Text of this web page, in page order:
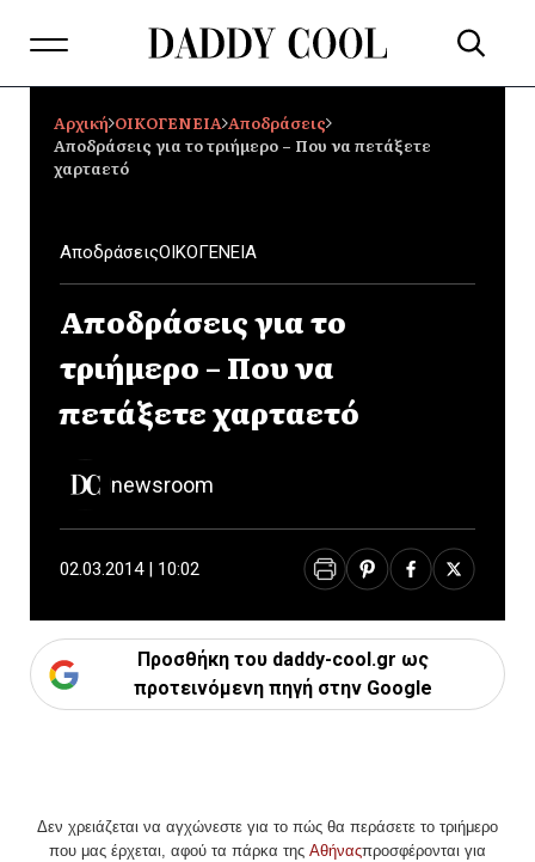
Αρχική ΟΙΚΟΓΕΝΕΙΑ Αποδράσεις
Αποδράσεις για το τριήμερο – Που να πετάξετε
χαρταετό
ΑποδράσειςΟΙΚΟΓΕΝΕΙΑ
Αποδράσεις για το
τριήμερο – Που να
πετάξετε χαρταετό
newsroom
02.03.2014 | 10:02
Προσθήκη του daddy-cool.gr ως
προτεινόμενη πηγή στην Google
Δεν χρειάζεται να αγχώνεστε για το πώς θα περάσετε το τριήμερο
που μας έρχεται, αφού τα πάρκα της Αθήναςπροσφέρονται για